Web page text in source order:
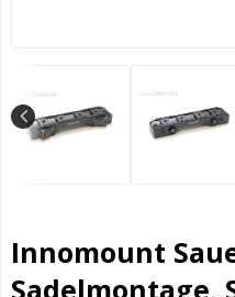
Innomount
Sadelmontage,